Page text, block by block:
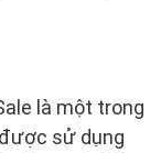
là một trong
sử dụng